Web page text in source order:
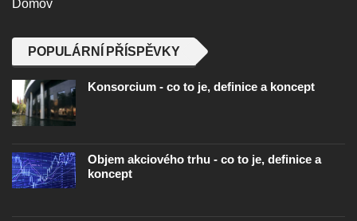
Domov
POPULÁRNÍ PŘÍSPĚVKY
Konsorcium - co to je, definice a koncept
Objem akciového trhu - co to je, definice a
koncept